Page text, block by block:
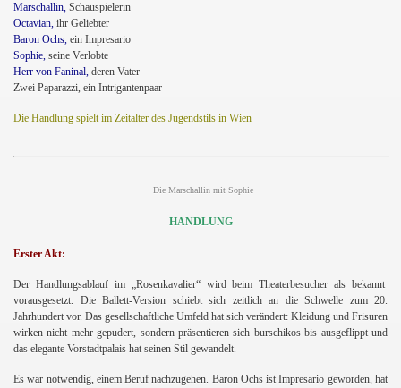
Marschallin, Schauspielerin
Octavian, ihr Geliebter
Baron Ochs, ein Impresario
Sophie, seine Verlobte
Herr von Faninal, deren Vater
Zwei Paparazzi, ein Intrigantenpaar
Die Handlung spielt im Zeitalter des Jugendstils in Wien
Die Marschallin mit Sophie
HANDLUNG
Erster Akt:
Der Handlungsablauf im „Rosenkavalier“ wird beim Theaterbesucher als bekannt
vorausgesetzt. Die Ballett-Version schiebt sich zeitlich an die Schwelle zum 20.
Jahrhundert vor. Das gesellschaftliche Umfeld hat sich verändert: Kleidung und Frisuren
wirken nicht mehr gepudert, sondern präsentieren sich burschikos bis ausgeflippt und
das elegante Vorstadtpalais hat seinen Stil gewandelt.
Es war notwendig, einem Beruf nachzugehen. Baron Ochs ist Impresario geworden, hat